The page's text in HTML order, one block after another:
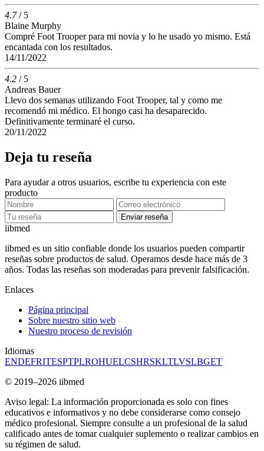
4.7/ 5
Blaine Murphy
Compré Foot Trooper para mi novia y lo he usado yo mismo. Está
encantada con los resultados.
14/11/2022
4.2 / 5
Andreas Bauer
Llevo dos semanas utilizando Foot Trooper, tal y como me
recomendó mi médico. El hongo casi ha desaparecido.
Definitivamente terminaré el curso.
20/11/2022
Deja tu reseña
Para ayudar a otros usuarios, escribe tu experiencia con este
producto
Enviar reseña
iibmed
iibmed es un sitio confiable donde los usuarios pueden compartir
reseñas sobre productos de salud. Operamos desde hace más de 3
años. Todas las reseñas son moderadas para prevenir falsificación.
Enlaces
Página principal
Sobre nuestro sitio web
Nuestro proceso de revisión
Idiomas
ENDEFRITESPTPLROHUELCSHRSKLTLVSLBGET
© 2019–2026 iibmed
Aviso legal: La información proporcionada es solo con fines
educativos e informativos y no debe considerarse como consejo
médico profesional. Siempre consulte a un profesional de la salud
calificado antes de tomar cualquier suplemento o realizar cambios en
su régimen de salud.